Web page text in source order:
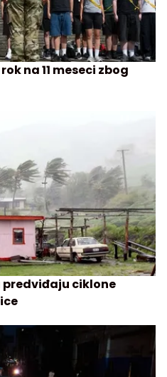
na 11 meseci zbog
ciklone
ptice